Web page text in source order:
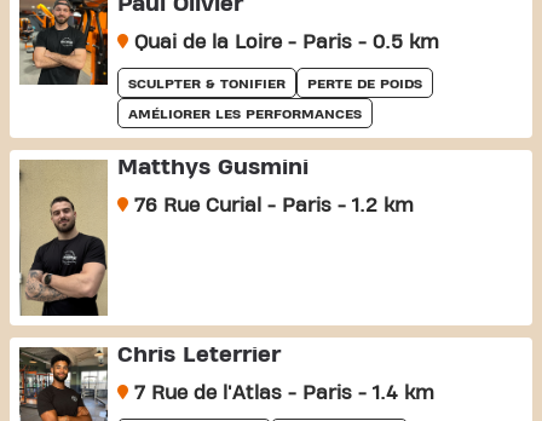
Quai de la Loire - Paris - 0.5 km
SCULPTER & TONIFIER PERTE DE POIDS
AMÉLIORER LES PERFORMANCES
Matthys Gusmini
76 Rue Curial - Paris - 1.2 km
Chris Leterrier
7 Rue de l'Atlas - Paris - 1.4 km